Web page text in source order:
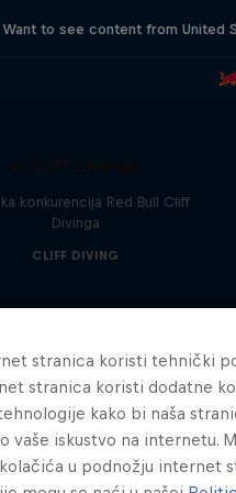
Want to see content from United
konkurencija Red Bull Cliff
Divinga
CLIFF DIVING
stranica koristi tehnički
stranica koristi dodatne
kako bi naša
vaše iskustvo na internetu.
u podnožju internet